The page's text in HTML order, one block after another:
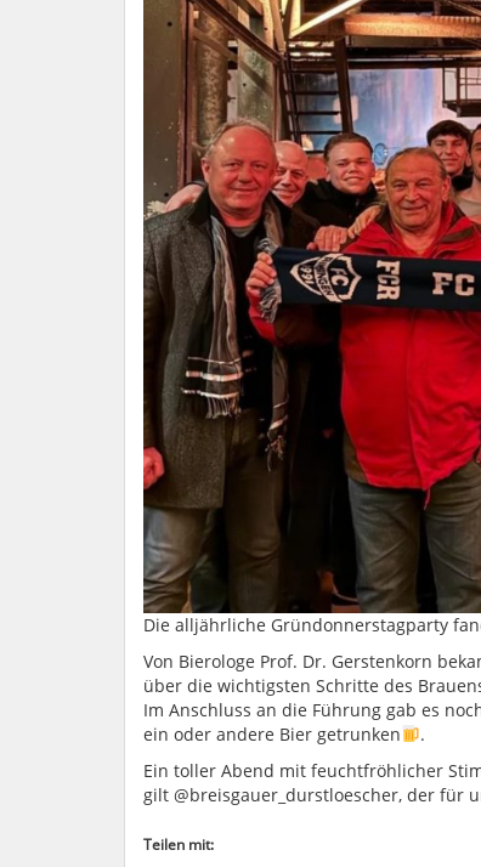
Die alljährliche Gründonnerstagparty
Von Bierologe Prof. Dr. Gerstenkorn
über die wichtigsten Schritte des
Im Anschluss an die Führung gab es
ein oder andere Bier getrunken
.
Ein toller Abend mit feuchtfröhlicher
gilt @breisgauer_durstloescher, der für
Teilen mit: